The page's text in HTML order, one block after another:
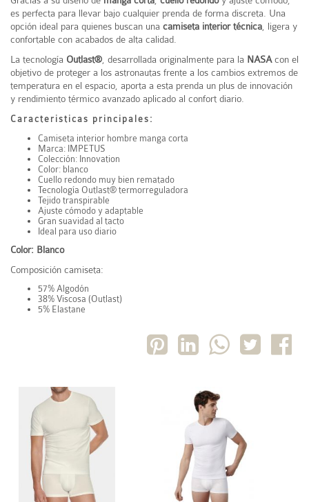
es perfecta para llevar bajo cualquier prenda de forma discreta. Una
opción ideal para quienes buscan una camiseta interior técnica , ligera y
confortable con acabados de alta calidad.
La tecnología Outlast® , desarrollada originalmente para la NASAcon el
objetivo de proteger a los astronautas frente a los cambios extremos de
temperatura en el espacio, aporta a esta prenda un plus de innovación
y rendimiento térmico avanzado aplicado al confort diario.
Caracteristicas principales:
Camiseta interior hombre manga corta
Marca: IMPETUS
Colección: Innovation
Color: blanco
Cuello redondo muy bien rematado
Tecnología Outlast® termorreguladora
Tejido transpirable
Ajuste cómodo y adaptable
Gran suavidad al tacto
Ideal para uso diario
Color: Blanco
Composición camiseta:
57% Algodón
38% Viscosa (Outlast)
5% Elastane